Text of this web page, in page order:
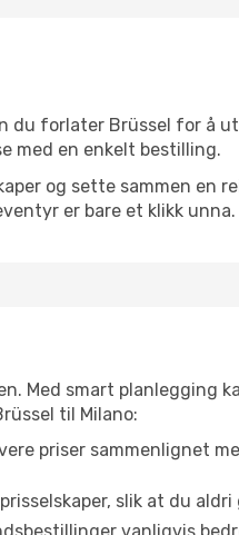
du forlater Brüssel for å
med en enkelt bestilling.
og sette sammen en
er bare et klikk unna.
Med smart planlegging
til Milano:
priser sammenlignet
slik at du